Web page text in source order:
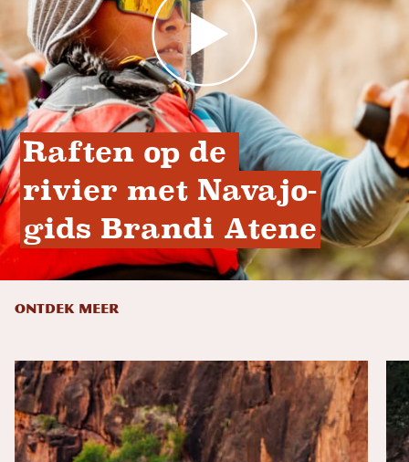
Raften op de
rivier met Navajo-
gids Brandi Atene
ONTDEK MEER